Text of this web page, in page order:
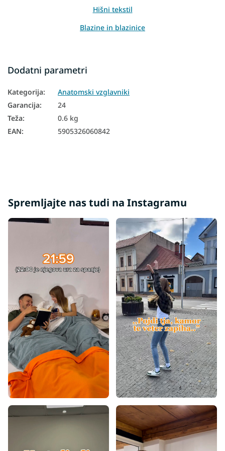
Hišni tekstil
Blazine in blazinice
Dodatni parametri
Kategorija:
Anatomski vzglavniki
Garancija:
24
Teža:
0.6 kg
EAN: 5905326060842
Spremljajte nas tudi na Instagramu